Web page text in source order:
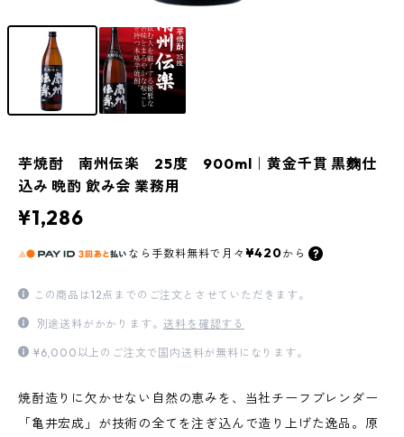
芋焼酎 南州伝楽 25度 900ml｜黄金千貫 黒麴仕
込み 晩酌 飲み会 業務用
¥1,286
なら 手数料無料で 月々 ¥420から
この商品は12点までのご注文とさせていただきます。
別途送料がかかります。送料を確認する
¥6,000以上のご注文で国内送料が無料になります。
焼酎造りに欠かせない自然の恵みを、当社チーフブレンダー
「亀井宏成」が技術の全てを注ぎ込んで造り上げた逸品。原